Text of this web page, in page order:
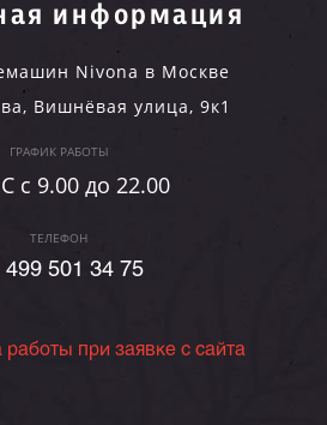
информация
Nivona в Москве
, Вишнёвая улица, 9к1
ГРАФИК РАБОТЫ
c 9.00 до 22.00
ТЕЛЕФОН
499 501 34 75
работы при заявке с сайта